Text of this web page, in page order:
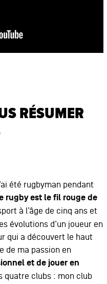
RÉSUMER
été rugbyman pendant
rugby est le fil rouge de
à l’âge de cinq ans et
évolutions d’un joueur en
qui a découvert le haut
de ma passion en
et de jouer en
quatre clubs : mon club